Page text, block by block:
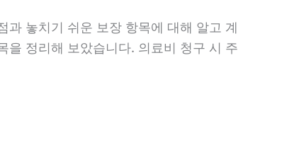
과 놓치기 쉬운 보장 항목에 대해 알고 계
을 정리해 보았습니다. 의료비 청구 시 주